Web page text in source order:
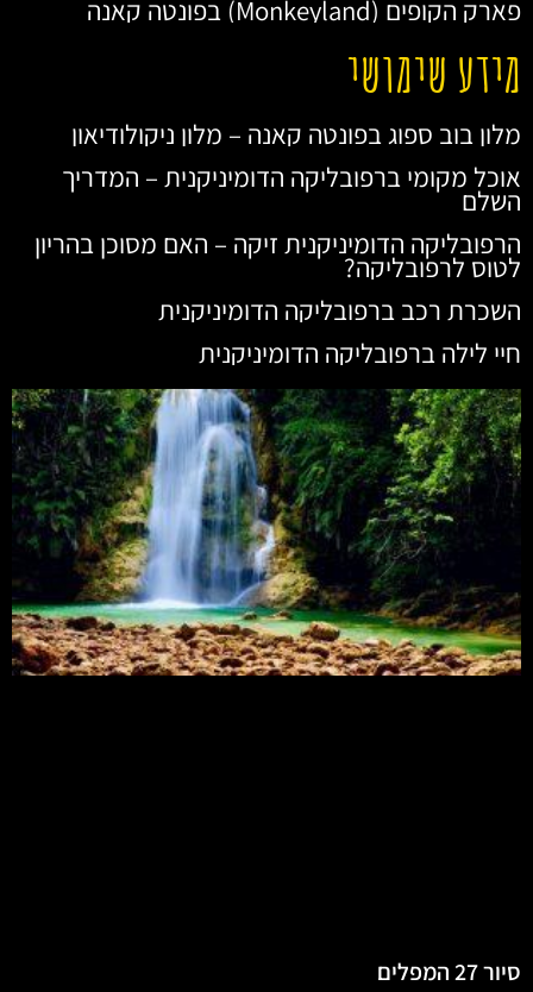
פארק הקופים (Monkeyland) בפונטה קאנה
מידע שימושי
מלון בוב ספוג בפונטה קאנה – מלון ניקולודיאון
אוכל מקומי ברפובליקה הדומיניקנית – המדריך
השלם
הרפובליקה הדומיניקנית זיקה – האם מסוכן בהריון
לטוס לרפובליקה?
השכרת רכב ברפובליקה הדומיניקנית
חיי לילה ברפובליקה הדומיניקנית
סיור 27 המפלים